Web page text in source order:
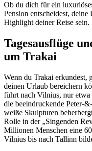
Ob du dich für ein
Pension entscheidest,
Highlight deiner Reise sein.
Tagesausflüge
um Trakai
Wenn du Trakai erkundest,
deinen Urlaub bereichern
führt nach Vilnius, nur
die beeindruckende Peter-
weiße Skulpturen
Rolle in der „Singenden
Millionen Menschen eine
Vilnius bis nach Tallinn